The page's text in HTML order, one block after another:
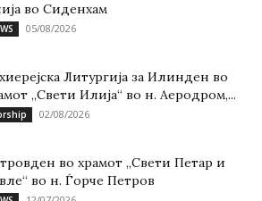
во Сиденхам
05/08/2026
Литургија за Илинден во
„Свети Илија“ во н. Аеродром,...
02/08/2026
во храмот „Свети Петар и
во н. Ѓорче Петров